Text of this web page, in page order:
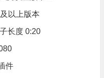
以上版本
长度 0:20
件